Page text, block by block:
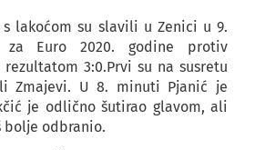
lakoćom su slavili u Zenici u 9.
za Euro 2020. godine protiv
3:0.Prvi su na susretu
Zmajevi. U 8. minuti Pjanić je
je odlično šutirao glavom, ali
bolje odbranio.